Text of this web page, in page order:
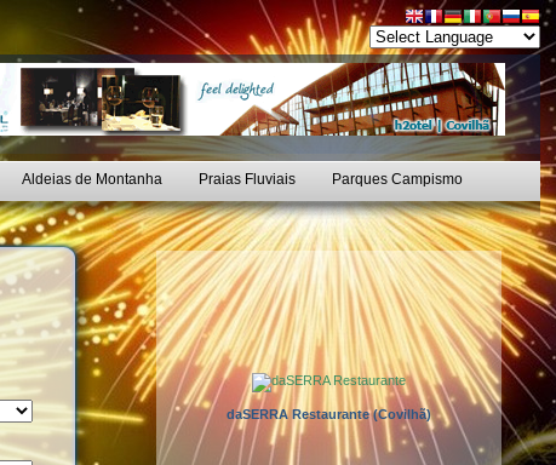
Aldeias de Montanha Praias Fluviais Parques Campismo
daSERRA Restaurante (Covilhã)